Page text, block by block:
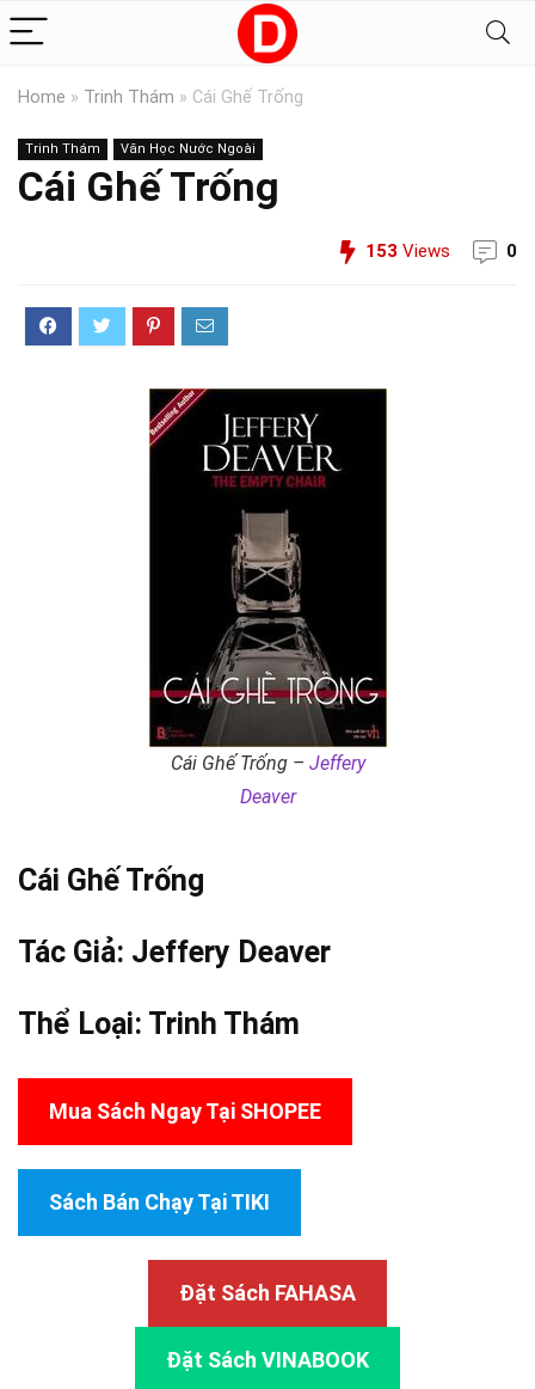
Home » Trinh Thám » Cái Ghế Trống
Trinh Thám Văn Học Nước Ngoài
Cái Ghế Trống
153 Views 0
Cái Ghế Trống – Jeffery
Deaver
Cái Ghế Trống
Tác Giả: Jeffery Deaver
Thể Loại: Trinh Thám
Mua Sách Ngay Tại SHOPEE
Sách Bán Chạy Tại TIKI
Đặt Sách FAHASA
Đặt Sách VINABOOK